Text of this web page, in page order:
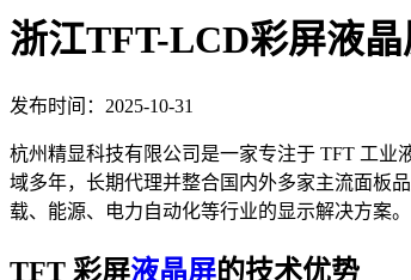
浙江TFT-LCD彩屏液
发布时间：2025-10-31
杭州精显科技有限公司是一家专注于 TFT 工业
域多年，长期代理并整合国内外多家主流面板
载、能源、电力自动化等行业的显示解决方案。
TFT 彩屏液晶屏的技术优势